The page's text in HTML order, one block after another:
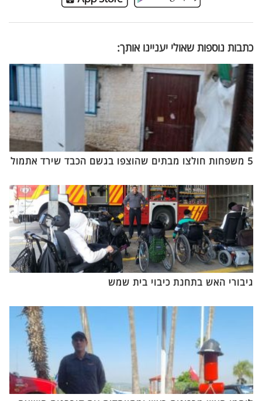
כתבות נוספות שאולי יעניינו אותך:
5 משפחות חולצו מבתים שהוצפו בגשם הכבד שירד אתמול
גיבורי האש בתחנת כיבוי בית שמש